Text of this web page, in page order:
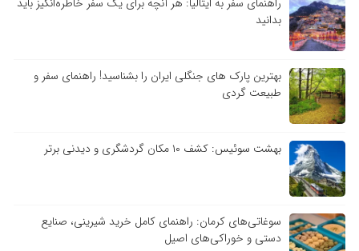
بدانید
بهترین پارک های جنگلی ایران را بشناسید! راهنمای سفر و
طبیعت گردی
بهشت سوئیس: کشف ۱۰ مکان گردشگری و دیدنی برتر
سوغاتی‌های کرمان: راهنمای کامل خرید شیرینی، صنایع
دستی و خوراکی‌های اصیل